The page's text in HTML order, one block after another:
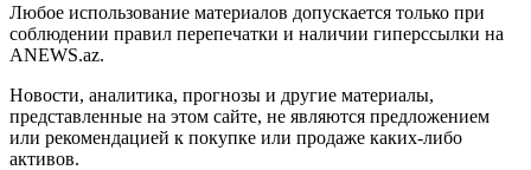
Любое использование материалов допускается только при
соблюдении правил перепечатки и наличии гиперссылки на
ANEWS.az.
Новости, аналитика, прогнозы и другие материалы,
представленные на этом сайте, не являются предложением
или рекомендацией к покупке или продаже каких-либо
активов.